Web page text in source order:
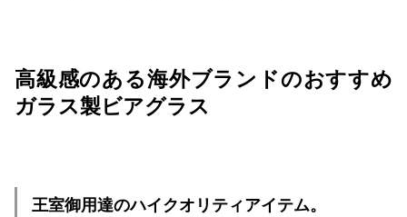
高級感のある海外ブランドのおすすめ
ガラス製ビアグラス
王室御用達のハイクオリティアイテム。